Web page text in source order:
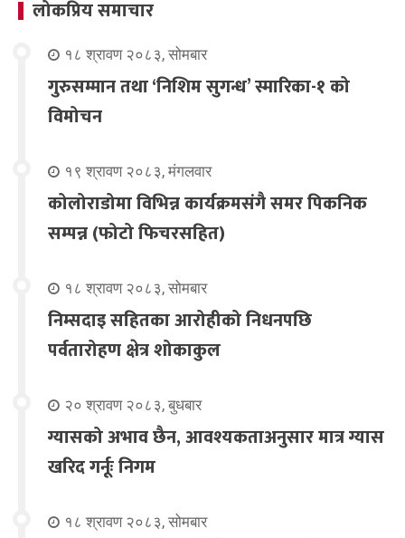
लोकप्रिय समाचार
१८ श्रावण २०८३, सोमबार
गुरुसम्मान तथा ‘निशिम सुगन्ध’ स्मारिका-१ को
विमोचन
१९ श्रावण २०८३, मंगलवार
कोलोराडोमा विभिन्न कार्यक्रमसंगै समर पिकनिक
सम्पन्न (फोटो फिचरसहित)
१८ श्रावण २०८३, सोमबार
निम्सदाइ सहितका आरोहीको निधनपछि
पर्वतारोहण क्षेत्र शोकाकुल
२० श्रावण २०८३, बुधबार
ग्यासको अभाव छैन, आवश्यकताअनुसार मात्र ग्यास
खरिद गर्नूः निगम
१८ श्रावण २०८३, सोमबार